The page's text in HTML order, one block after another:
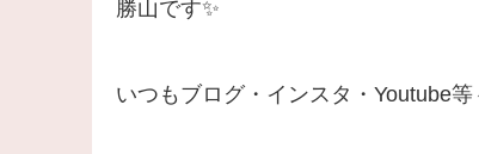
勝山です✨
いつもブログ・インスタ・Youtube